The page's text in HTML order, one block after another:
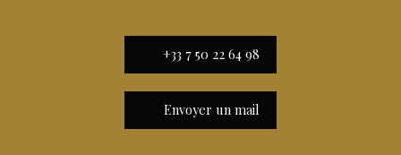
+33 7 50 22 64 98
Envoyer un mail